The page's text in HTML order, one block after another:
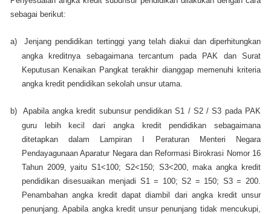
sebagai berikut:
a)
Jenjang pendidikan tertinggi yang telah diakui dan diperhitungkan
angka kreditnya sebagaimana tercantum pada PAK dan Surat
Keputusan Kenaikan Pangkat terakhir dianggap memenuhi kriteria
angka kredit pendidikan sekolah unsur utama.
b)
Apabila angka kredit subunsur pendidikan S1 / S2 / S3 pada PAK
guru lebih kecil dari angka kredit pendidikan sebagaimana
ditetapkan dalam Lampiran I Peraturan Menteri Negara
Pendayagunaan Aparatur Negara dan Reformasi Birokrasi Nomor 16
Tahun 2009, yaitu S1<100; S2<150; S3<200, maka angka kredit
pendidikan disesuaikan menjadi S1 = 100; S2 = 150; S3 = 200.
Penambahan angka kredit dapat diambil dari angka kredit unsur
penunjang. Apabila angka kredit unsur penunjang tidak mencukupi,